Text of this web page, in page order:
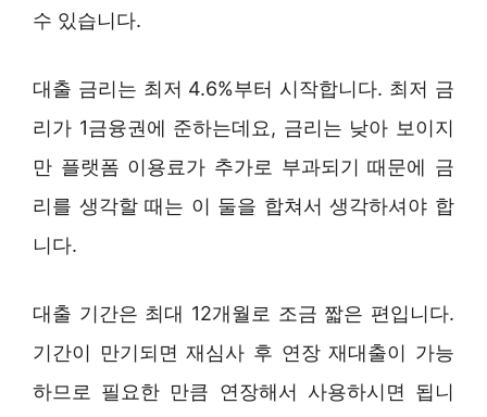
수 있습니다.
대출 금리는 최저 4.6%부터 시작합니다. 최저 금
리가 1금융권에 준하는데요, 금리는 낮아 보이지
만 플랫폼 이용료가 추가로 부과되기 때문에 금
리를 생각할 때는 이 둘을 합쳐서 생각하셔야 합
니다.
대출 기간은 최대 12개월로 조금 짧은 편입니다.
기간이 만기되면 재심사 후 연장 재대출이 가능
하므로 필요한 만큼 연장해서 사용하시면 됩니